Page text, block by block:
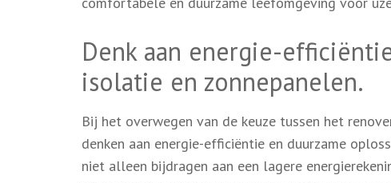
Denk aan energie-
isolatie en zonnepanelen.
Bij het overwegen van de keuze tussen het
denken aan energie-efficiëntie en duurzame
niet alleen bijdragen aan een lagere